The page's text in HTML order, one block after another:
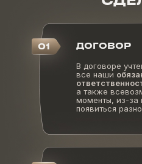
ДОГОВОР
01
В договоре
все наши
а также
моменты, из-за
появиться